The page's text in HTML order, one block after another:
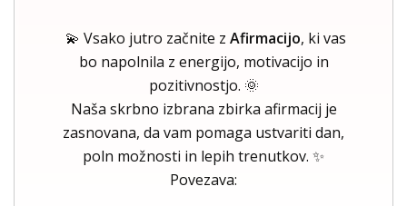
💫 Vsako jutro začnite z Afirmacijo, ki vas
bo napolnila z energijo, motivacijo in
pozitivnostjo. 🌞
Naša skrbno izbrana zbirka afirmacij je
zasnovana, da vam pomaga ustvariti dan,
poln možnosti in lepih trenutkov. ✨
Povezava: